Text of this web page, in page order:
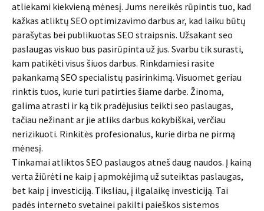
atliekami kiekvieną mėnesį. Jums nereikės rūpintis tuo, kad
kažkas atliktų SEO optimizavimo darbus ar, kad laiku būtų
parašytas bei publikuotas SEO straipsnis. Užsakant seo
paslaugas viskuo bus pasirūpinta už jus. Svarbu tik surasti,
kam patikėti visus šiuos darbus. Rinkdamiesi rasite
pakankamą SEO specialistų pasirinkimą. Visuomet geriau
rinktis tuos, kurie turi patirties šiame darbe. Žinoma,
galima atrasti ir ką tik pradėjusius teikti seo paslaugas,
tačiau nežinant ar jie atliks darbus kokybiškai, verčiau
nerizikuoti. Rinkitės profesionalus, kurie dirba ne pirmą
mėnesį.
Tinkamai atliktos SEO paslaugos atneš daug naudos. Į kainą
verta žiūrėti ne kaip į apmokėjimą už suteiktas paslaugas,
bet kaip į investiciją. Tiksliau, į ilgalaikę investiciją. Tai
padės interneto svetainei pakilti paieškos sistemos